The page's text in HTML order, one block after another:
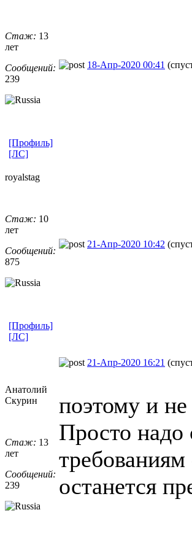
Стаж: 13
лет
Сообщений:
239
18-Апр-2020 00:41
[Профиль]
[ЛС]
royalstag
Стаж: 10
лет
Сообщений:
875
21-Апр-2020 10:42
[Профиль]
[ЛС]
Анатолий
Скурин
Стаж: 13
лет
Сообщений:
239
21-Апр-2020 16:21
поэтому и не
Просто надо
требованиям
останется